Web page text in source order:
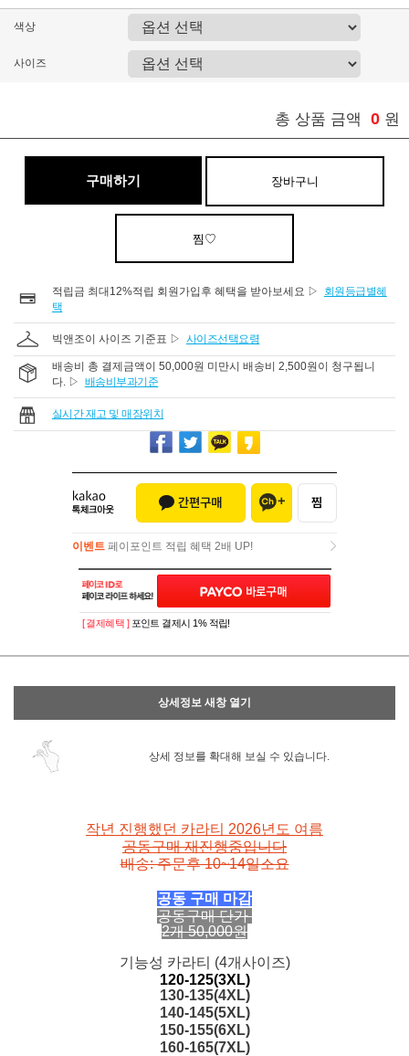
색상
사이즈
총 상품 금액 0 원
구매하기 장바구니
찜♡
적립금 최대12%적립 회원가입후 혜택을 받아보세요 ▷
회원등급별혜
택
빅앤조이 사이즈 기준표 ▷ 사이즈선택요령
배송비 총 결제금액이 50,000원 미만시 배송비 2,500원이 청구됩니
다. ▷ 배송비부과기준
실시간 재고 및 매장위치
이벤트 페이포인트 적립 혜택 2배 UP!
이벤트페이포인트 적립 혜택 2배 UP!
PAYCO 바로구매
[ 결제혜택 ] 포인트 결제시 1% 적립!
상세정보 새창 열기
상세 정보를 확대해 보실 수 있습니다.
작년 진행했던 카라티 2026년도 여름
공동구매 재진행중입니다
배송: 주문후 10~14일소요
공동 구매 마감
공동구매 단가
2개 50,000원
기능성 카라티 (4개사이즈)
120-125(3XL)
130-135(4XL)
140-145(5XL)
150-155(6XL)
160-165(7XL)